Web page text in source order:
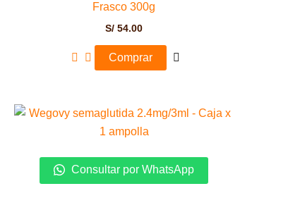
Frasco 300g
S/ 54.00
Comprar
Consultar por WhatsApp